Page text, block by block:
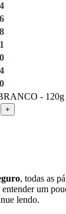
- 120g
, todas as
entender um
lendo.